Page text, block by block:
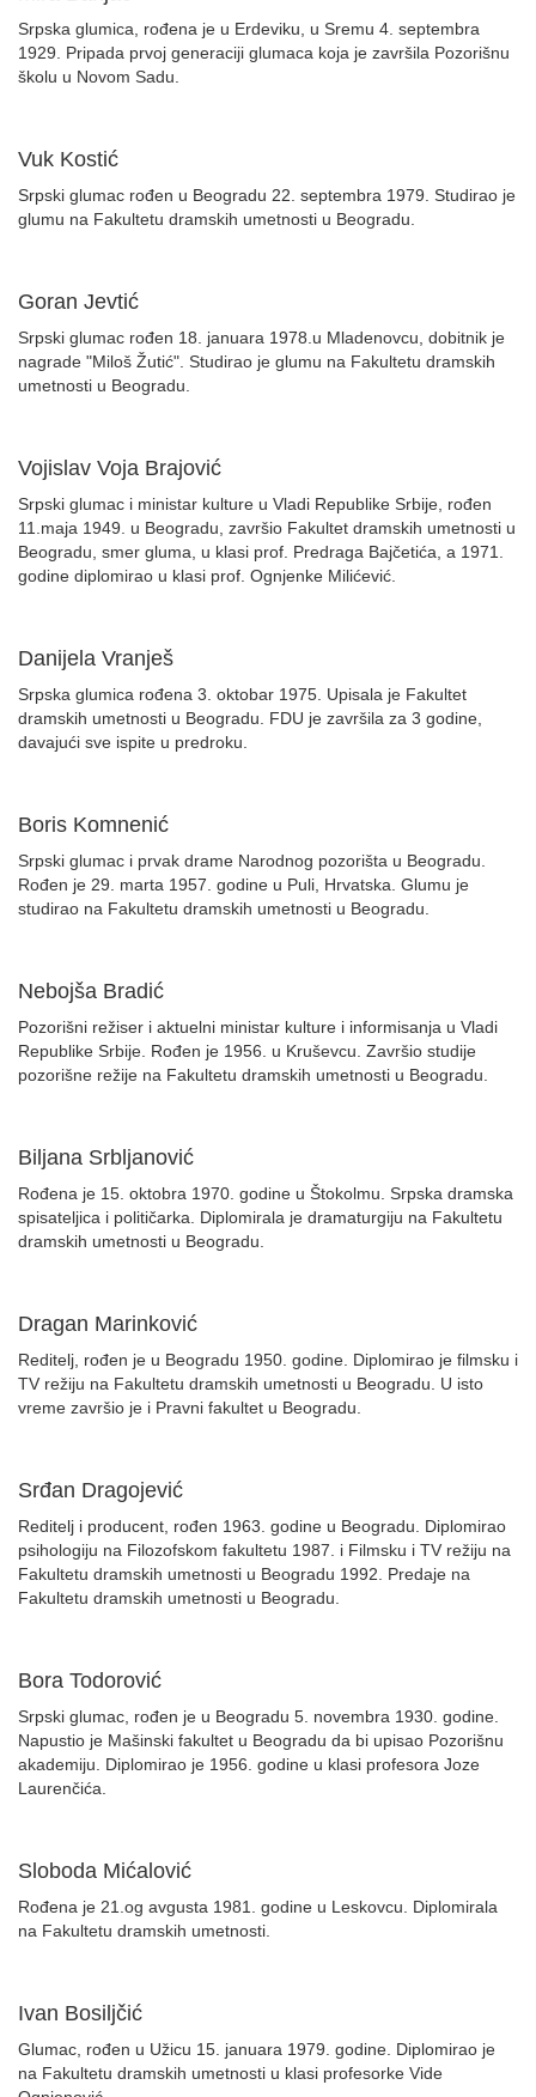
Srpska glumica, rođena je u Erdeviku, u Sremu 4. septembra
1929. Pripada prvoj generaciji glumaca koja je završila Pozorišnu
školu u Novom Sadu.
Vuk Kostić
Srpski glumac rođen u Beogradu 22. septembra 1979. Studirao je
glumu na Fakultetu dramskih umetnosti u Beogradu.
Goran Jevtić
Srpski glumac rođen 18. januara 1978.u Mladenovcu, dobitnik je
nagrade "Miloš Žutić". Studirao je glumu na Fakultetu dramskih
umetnosti u Beogradu.
Vojislav Voja Brajović
Srpski glumac i ministar kulture u Vladi Republike Srbije, rođen
11.maja 1949. u Beogradu, završio Fakultet dramskih umetnosti u
Beogradu, smer gluma, u klasi prof. Predraga Bajčetića, a 1971.
godine diplomirao u klasi prof. Ognjenke Milićević.
Danijela Vranješ
Srpska glumica rođena 3. oktobar 1975. Upisala je Fakultet
dramskih umetnosti u Beogradu. FDU je završila za 3 godine,
davajući sve ispite u predroku.
Boris Komnenić
Srpski glumac i prvak drame Narodnog pozorišta u Beogradu.
Rođen je 29. marta 1957. godine u Puli, Hrvatska. Glumu je
studirao na Fakultetu dramskih umetnosti u Beogradu.
Nebojša Bradić
Pozorišni režiser i aktuelni ministar kulture i informisanja u Vladi
Republike Srbije. Rođen je 1956. u Kruševcu. Završio studije
pozorišne režije na Fakultetu dramskih umetnosti u Beogradu.
Biljana Srbljanović
Rođena je 15. oktobra 1970. godine u Štokolmu. Srpska dramska
spisateljica i političarka. Diplomirala je dramaturgiju na Fakultetu
dramskih umetnosti u Beogradu.
Dragan Marinković
Reditelj, rođen je u Beogradu 1950. godine. Diplomirao je filmsku i
TV režiju na Fakultetu dramskih umetnosti u Beogradu. U isto
vreme završio je i Pravni fakultet u Beogradu.
Srđan Dragojević
Reditelj i producent, rođen 1963. godine u Beogradu. Diplomirao
psihologiju na Filozofskom fakultetu 1987. i Filmsku i TV režiju na
Fakultetu dramskih umetnosti u Beogradu 1992. Predaje na
Fakultetu dramskih umetnosti u Beogradu.
Bora Todorović
Srpski glumac, rođen je u Beogradu 5. novembra 1930. godine.
Napustio je Mašinski fakultet u Beogradu da bi upisao Pozorišnu
akademiju. Diplomirao je 1956. godine u klasi profesora Joze
Laurenčića.
Sloboda Mićalović
Rođena je 21.og avgusta 1981. godine u Leskovcu. Diplomirala
na Fakultetu dramskih umetnosti.
Ivan Bosiljčić
Glumac, rođen u Užicu 15. januara 1979. godine. Diplomirao je
na Fakultetu dramskih umetnosti u klasi profesorke Vide